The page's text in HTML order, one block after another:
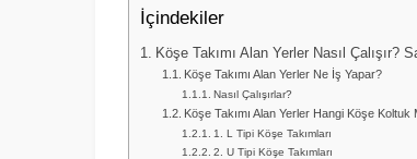
İçindekiler
Köşe Takımı Alan Yerler Nasıl
Köşe Takımı Alan Yerler Ne İş Yapar?
Nasıl Çalışırlar?
Köşe Takımı Alan Yerler Hangi Köşe Koltuk
1. L Tipi Köşe Takımları
2. U Tipi Köşe Takımları